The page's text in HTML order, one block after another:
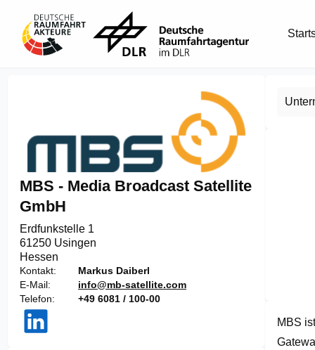
MBS - Media Broadcast Satellite
GmbH
Erdfunkstelle 1
61250 Usingen
Hessen
Kontakt
Markus Daiberl
E-Mail
info@mb-satellite.com
Telefon
+49 6081 / 100-00
of
1
MBS